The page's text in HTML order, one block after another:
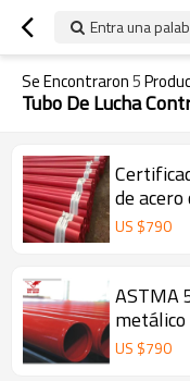
Entra una
Se Encontraron5
Tubo De Lucha
de
US $790
ASTMA
US $790